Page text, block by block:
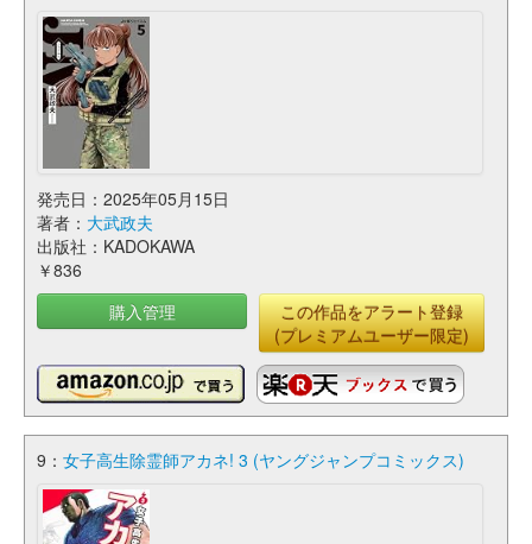
発売日：2025年05月15日
著者： 大武政夫
出版社：KADOKAWA
￥836
購入管理
この作品をアラート登録
(プレミアムユーザー限定)
9： 女子高生除霊師アカネ! 3 (ヤングジャンプコミックス)